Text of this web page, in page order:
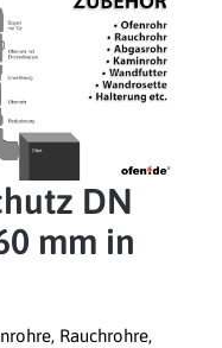
DN
mm in
Rauchrohre,